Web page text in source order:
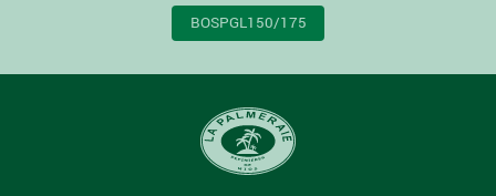
BOSPGL150/175